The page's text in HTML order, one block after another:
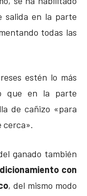
salida en la parte
todas las
estén lo más
que en la parte
de cañizo «para
cerca».
ganado también
con
, del mismo modo